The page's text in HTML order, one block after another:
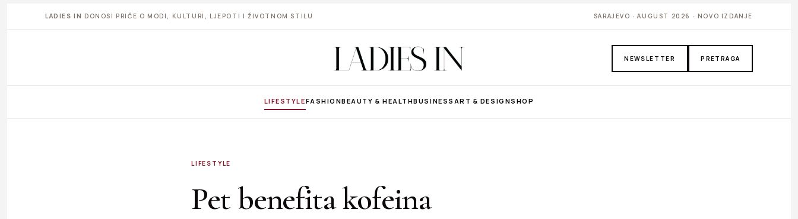
LADIES IN DONOSI PRIČE O MODI, KULTURI, LJEPOTI I ŽIVOTNOM STILU SARAJEVO · AUGUST 2026 · NOVO IZDANJE
NEWSLETTER PRETRAGA
LIFESTYLEFASHIONBEAUTY & HEALTHBUSINESS ART & DESIGNSHOP
LIFESTYLE
Pet benefita kofeina